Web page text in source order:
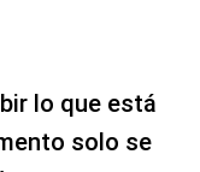
lo que está
solo se